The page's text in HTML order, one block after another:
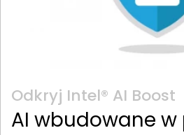
Odkryj Intel® AI Boost
AI wbudowane